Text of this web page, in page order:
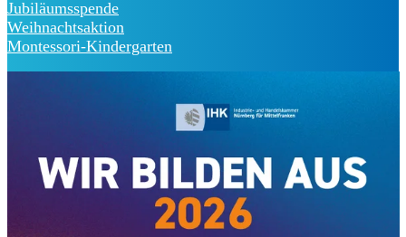
Jubiläumsspende
Weihnachtsaktion
Montessori-Kindergarten